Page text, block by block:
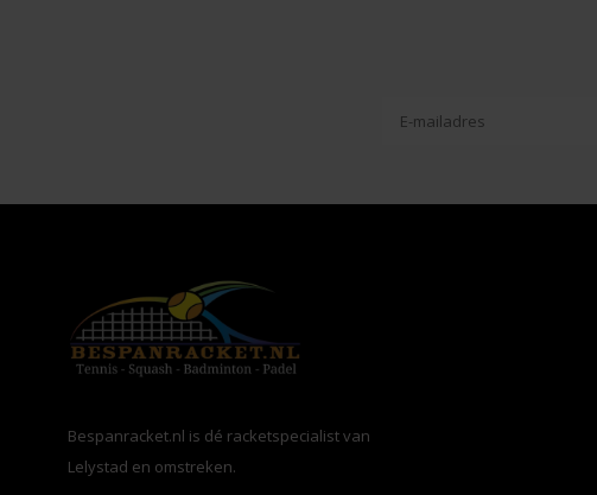
Bespanracket.nl is dé racketspecialist van
Lelystad en omstreken.